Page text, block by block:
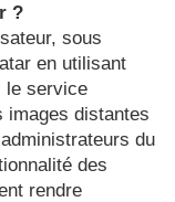
?
sous
en utilisant
le service
images distantes
du
des
rendre